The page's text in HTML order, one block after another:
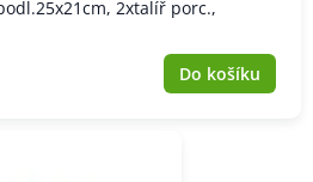
2xtalíř porc.,
Do košíku